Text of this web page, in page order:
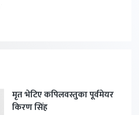
मृत भेटिए कपिलवस्तुका पूर्वमेयर
किरण सिंह